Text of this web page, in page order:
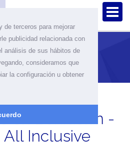
de terceros para mejorar
publicidad relacionada con
análisis de sus hábitos de
consideramos que
la configuración u obtener
Detalle del Apartamento
en Benidorm -
Inclusive